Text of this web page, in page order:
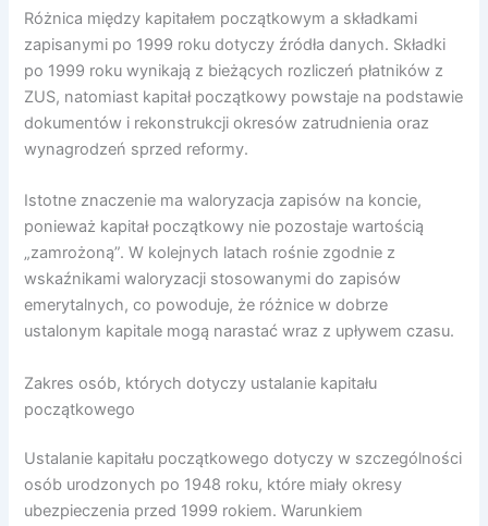
Różnica między kapitałem początkowym a składkami
zapisanymi po 1999 roku dotyczy źródła danych. Składki
po 1999 roku wynikają z bieżących rozliczeń płatników z
ZUS, natomiast kapitał początkowy powstaje na podstawie
dokumentów i rekonstrukcji okresów zatrudnienia oraz
wynagrodzeń sprzed reformy.
Istotne znaczenie ma waloryzacja zapisów na koncie,
ponieważ kapitał początkowy nie pozostaje wartością
„zamrożoną”. W kolejnych latach rośnie zgodnie z
wskaźnikami waloryzacji stosowanymi do zapisów
emerytalnych, co powoduje, że różnice w dobrze
ustalonym kapitale mogą narastać wraz z upływem czasu.
Zakres osób, których dotyczy ustalanie kapitału
początkowego
Ustalanie kapitału początkowego dotyczy w szczególności
osób urodzonych po 1948 roku, które miały okresy
ubezpieczenia przed 1999 rokiem. Warunkiem